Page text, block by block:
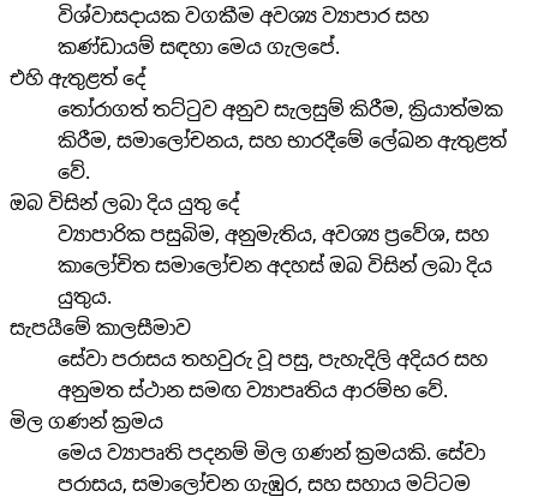
විශ්වාසදායක වගකීම අවශ්‍ය ව්‍යාපාර සහ
කණ්ඩායම් සඳහා මෙය ගැලපේ.
එහි ඇතුළත් දේ
තෝරාගත් තට්ටුව අනුව සැලසුම් කිරීම, ක්‍රියාත්මක
කිරීම, සමාලෝචනය, සහ භාරදීමේ ලේඛන ඇතුළත්
වේ.
ඔබ විසින් ලබා දිය යුතු දේ
ව්‍යාපාරික පසුබිම, අනුමැතිය, අවශ්‍ය ප්‍රවේශ, සහ
කාලෝචිත සමාලෝචන අදහස් ඔබ විසින් ලබා දිය
යුතුය.
සැපයීමේ කාලසීමාව
සේවා පරාසය තහවුරු වූ පසු, පැහැදිලි අදියර සහ
අනුමත ස්ථාන සමඟ ව්‍යාපෘතිය ආරම්භ වේ.
මිල ගණන් ක්‍රමය
මෙය ව්‍යාපෘති පදනම් මිල ගණන් ක්‍රමයකි. සේවා
පරාසය, සමාලෝචන ගැඹුර, සහ සහාය මට්ටම